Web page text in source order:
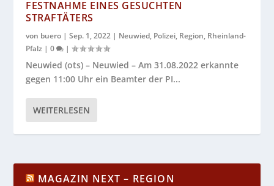
FESTNAHME EINES GESUCHTEN
STRAFTÄTERS
von buero |Sep. 1, 2022 | Neuwied, Polizei, Region, Rheinland-
Pfalz |0 |
Neuwied (ots) – Neuwied – Am 31.08.2022 erkannte
gegen 11:00 Uhr ein Beamter der PI...
WEITERLESEN
MAGAZIN NEXT – REGION